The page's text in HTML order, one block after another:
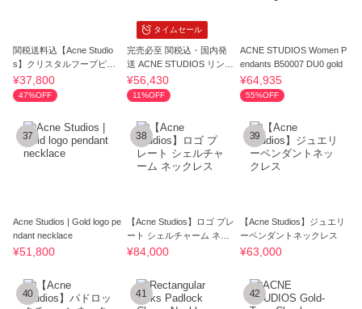
関税送料込【Acne Studio
s】クリスタルフープピア
ス
¥37,800
47%OFF
タイムセール
完売必至 関税込・国内発
送 ACNE STUDIOS リング
ロゴ
¥56,430
11%OFF
ACNE STUDIOS Women P
endants B50007 DU0 gold
¥64,935
55%OFF
37
Acne Studios | Gold logo pe
ndant necklace
¥51,800
38
【Acne Studios】ロゴ プレ
ート シェルチャーム ネッ
クレス
¥84,000
39
【Acne Studios】ジュエリ
ーペンダントネックレス
¥63,000
40 41 42